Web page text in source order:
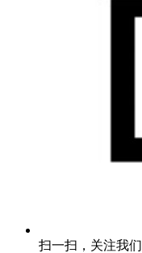
扫一扫，关注我们